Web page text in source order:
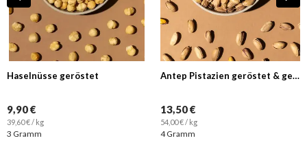
Haselnüsse geröstet
9,90 €
39,60 € / kg
3 Gramm
Antep Pistazien geröstet & gesalzen Premium Qualität
13,50 €
54,00 € / kg
4 Gramm